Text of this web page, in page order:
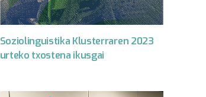
Soziolinguistika Klusterraren 2023
urteko txostena ikusgai